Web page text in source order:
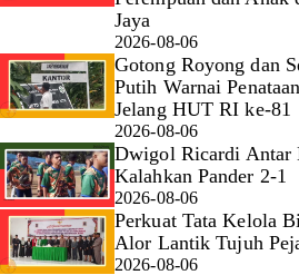
Jaya
2026-08-06
Gotong Royong dan
Putih Warnai
Jelang HUT RI ke-81
2026-08-06
Dwigol Ricardi Antar
Kalahkan Pander 2-1
2026-08-06
Perkuat Tata Kelola
Alor Lantik Tujuh
2026-08-06